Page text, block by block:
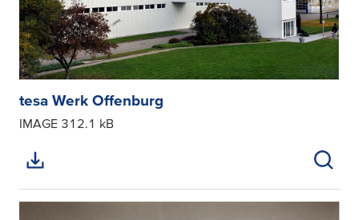
tesa Werk Offenburg
IMAGE 312.1 kB